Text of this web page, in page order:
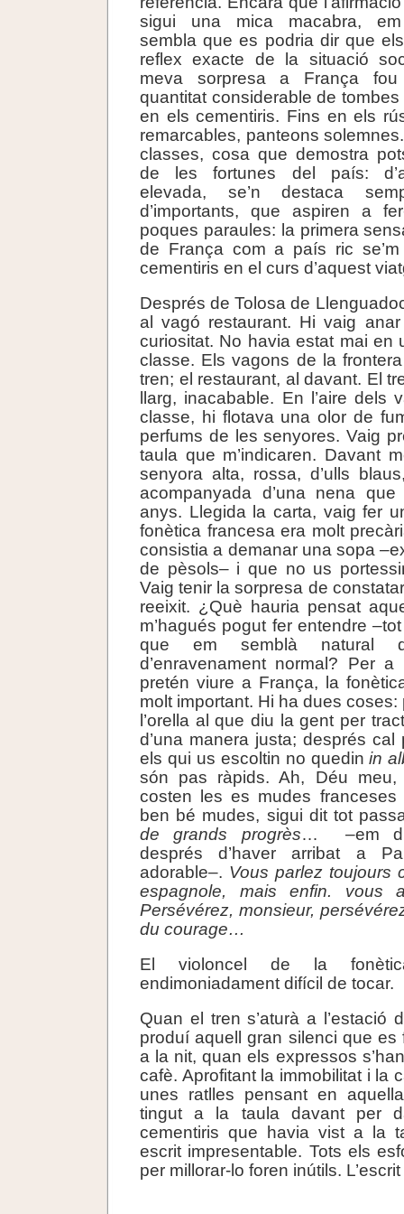
sigui una mica macabra, em
sembla que es podria dir que
reflex exacte de la situació
meva sorpresa a França
quantitat considerable de
en els cementiris. Fins en els
remarcables, panteons
classes, cosa que demostra
de les fortunes del país:
elevada, se’n destaca
d’importants, que aspiren a
poques paraules: la primera
de França com a país ric
cementiris en el curs d’aquest
Després de Tolosa de
al vagó restaurant. Hi vaig
curiositat. No havia estat mai en
classe. Els vagons de la
tren; el restaurant, al davant. El
llarg, inacabable. En l’aire dels
classe, hi flotava una olor de
perfums de les senyores. Vaig
taula que m’indicaren. Davant
senyora alta, rossa, d’ulls
acompanyada d’una nena
anys. Llegida la carta, vaig fer
fonètica francesa era molt
consistia a demanar una sopa
de pèsols– i que no us
Vaig tenir la sorpresa de
reeixit. ¿Què hauria pensat
m’hagués pogut fer entendre
que em semblà natural
d’enravenament normal? Per
pretén viure a França, la
molt important. Hi ha dues
l’orella al que diu la gent per
d’una manera justa; després cal
els qui us escoltin no quedinin
són pas ràpids. Ah, Déu
costen les es mudes
ben bé mudes, sigui dit tot
de grands progrès… –em
després d’haver arribat a
adorable–. Vous parlez toujours
espagnole, mais enfin. vous
Persévérez, monsieur,
du courage…
El violoncel de la
endimoniadament difícil de tocar.
Quan el tren s’aturà a l’estació
produí aquell gran silenci que es
a la nit, quan els expressos
cafè. Aprofitant la immobilitat i la
unes ratlles pensant en
tingut a la taula davant per
cementiris que havia vist a la
escrit impresentable. Tots els
per millorar-lo foren inútils.